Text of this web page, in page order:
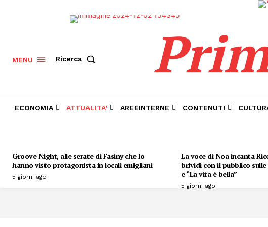
MENU Ricerca
ECONOMIA ATTUALITA’ AREEINTERNE CONTENUTI
Groove Night, alle serate di Fasiny che lo
hanno visto protagonista in locali emigliani
5 giorni ago
La voce di Noa incanta
brividi con il pubblico sulle
e “La vita è bella”
5 giorni ago